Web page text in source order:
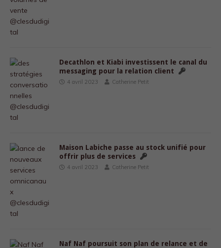
Decathlon et Kiabi investissent le canal du
messaging pour la relation client
4 avril 2023 Catherine Petit
Maison Labiche passe au stock unifié pour
offrir plus de services
4 avril 2023 Catherine Petit
Naf Naf poursuit son plan de relance et de